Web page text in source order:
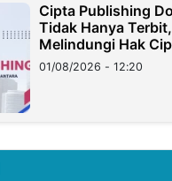
Cipta Publishing
Tidak Hanya
Melindungi Hak
01/08/2026 - 12:20